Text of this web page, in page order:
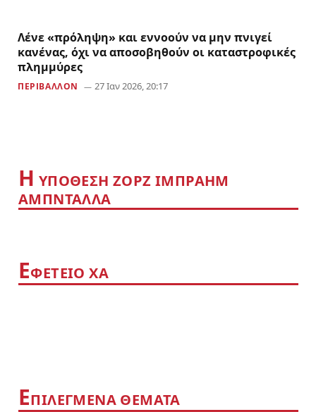
Λένε «πρόληψη» και εννοούν να μην πνιγεί
κανένας, όχι να αποσοβηθούν οι καταστροφικές
πλημμύρες
ΠΕΡΙΒΑΛΛΟΝ 27 Ιαν 2026, 20:17
Η YΠΟΘΕΣΗ ΖΟΡΖ ΙΜΠΡΑΗΜ
ΑΜΠΝΤΑΛΛΑ
ΕΦΕΤΕΙΟ ΧΑ
ΕΠΙΛΕΓΜΕΝΑ ΘΕΜΑΤΑ